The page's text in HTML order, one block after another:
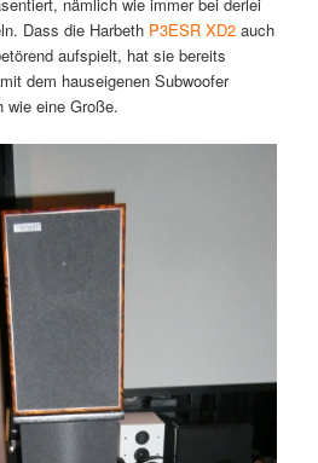
Dass die Harbeth P3ESR XD2auch
aufspielt, hat sie bereits
dem hauseigenen Subwoofer
eine Große.